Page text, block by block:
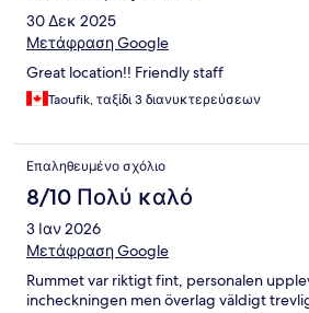
30 Δεκ 2025
Μετάφραση Google
Great location!! Friendly staff
Taoufik, ταξίδι 3 διανυκτερεύσεων
Επαληθευμένο σχόλιο
8/10 Πολύ καλό
3 Ιαν 2026
Μετάφραση Google
Rummet var riktigt fint, personalen
incheckningen men överlag väldigt